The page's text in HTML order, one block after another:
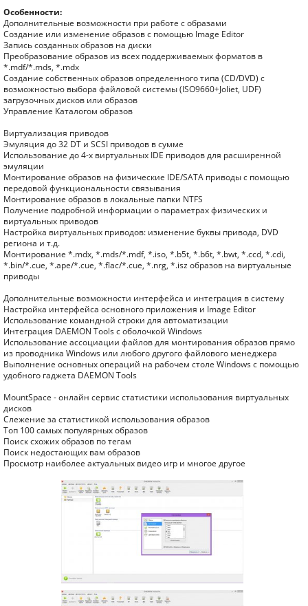
Особенности:
Дополнительные возможности при работе с образами
Создание или изменение образов с помощью Image Editor
Запись созданных образов на диски
Преобразование образов из всех поддерживаемых форматов в
*.mdf/*.mds, *.mdx
Создание собственных образов определенного типа (CD/DVD) с
возможностью выбора файловой системы (ISO9660+Joliet, UDF)
загрузочных дисков или образов
Управление Каталогом образов
Виртуализация приводов
Эмуляция до 32 DT и SCSI приводов в сумме
Использование до 4-х виртуальных IDE приводов для расширенной
эмуляции
Монтирование образов на физические IDE/SATA приводы с помощью
передовой функциональности связывания
Монтирование образов в локальные папки NTFS
Получение подробной информации о параметрах физических и
виртуальных приводов
Настройка виртуальных приводов: изменение буквы привода, DVD
региона и т.д.
Монтирование *.mdx, *.mds/*.mdf, *.iso, *.b5t, *.b6t, *.bwt, *.ccd, *.cdi,
*.bin/*.cue, *.ape/*.cue, *.flac/*.cue, *.nrg, *.isz образов на виртуальные
приводы
Дополнительные возможности интерфейса и интеграция в систему
Настройка интерфейса основного приложения и Image Editor
Использование командной строки для автоматизации
Интеграция DAEMON Tools с оболочкой Windows
Использование ассоциации файлов для монтирования образов прямо
из проводника Windows или любого другого файлового менеджера
Выполнение основных операций на рабочем столе Windows с помощью
удобного гаджета DAEMON Tools
MountSpace - онлайн сервис статистики использования виртуальных
дисков
Слежение за статистикой использования образов
Топ 100 самых популярных образов
Поиск схожих образов по тегам
Поиск недостающих вам образов
Просмотр наиболее актуальных видео игр и многое другое